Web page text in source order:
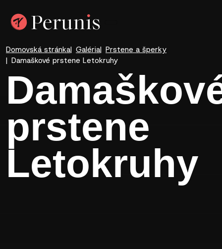
Domovská stránka Galéria Prstene a šperky
Damaškové prstene Letokruhy
prstene
Letokruhy